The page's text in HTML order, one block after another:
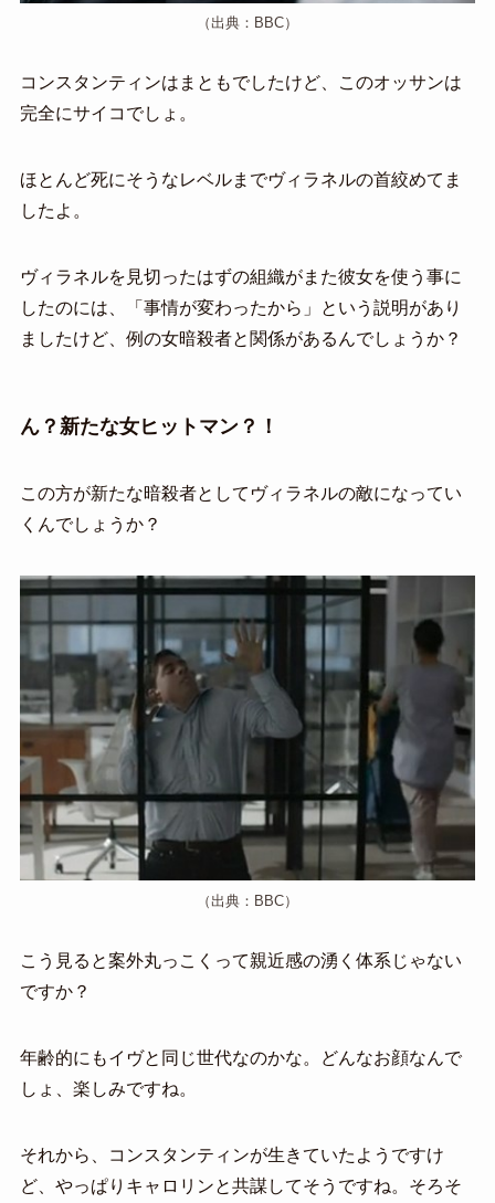
（出典：BBC）
コンスタンティンはまともでしたけど、このオッサンは
完全にサイコでしょ。
ほとんど死にそうなレベルまでヴィラネルの首絞めてま
したよ。
ヴィラネルを見切ったはずの組織がまた彼女を使う事に
したのには、「事情が変わったから」という説明があり
ましたけど、例の女暗殺者と関係があるんでしょうか？
ん？新たな女ヒットマン？！
この方が新たな暗殺者としてヴィラネルの敵になってい
くんでしょうか？
（出典：BBC）
こう見ると案外丸っこくって親近感の湧く体系じゃない
ですか？
年齢的にもイヴと同じ世代なのかな。どんなお顔なんで
しょ、楽しみですね。
それから、コンスタンティンが生きていたようですけ
ど、やっぱりキャロリンと共謀してそうですね。そろそ